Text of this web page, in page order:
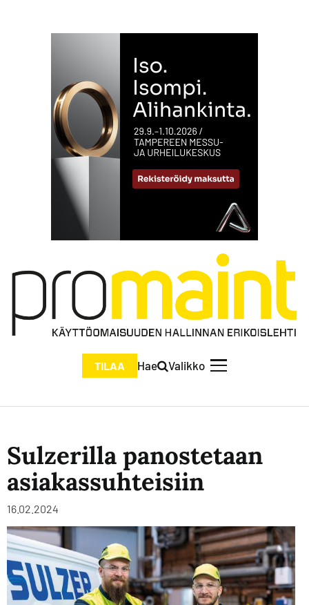
TILAA Hae Valikko
Sulzerilla panostetaan
asiakassuhteisiin
16.02.2024